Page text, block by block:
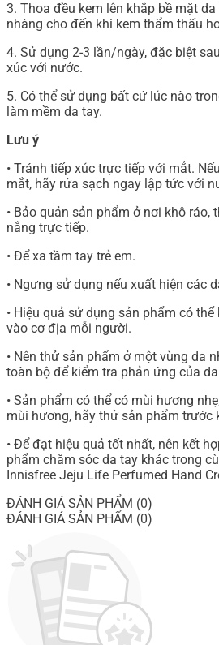
3. Thoa đều kem lên khắp bề mặt
nhàng cho đến khi kem thẩm thấu
4. Sử dụng 2-3 lần/ngày, đặc biệt
xúc với nước.
5. Có thể sử dụng bất cứ lúc nào
làm mềm da tay.
Lưu ý
• Tránh tiếp xúc trực tiếp với mắt.
mắt, hãy rửa sạch ngay lập tức với
• Bảo quản sản phẩm ở nơi khô ráo,
nắng trực tiếp.
• Để xa tầm tay trẻ em.
• Ngưng sử dụng nếu xuất hiện các
• Hiệu quả sử dụng sản phẩm có
vào cơ địa mỗi người.
• Nên thử sản phẩm ở một vùng da
toàn bộ để kiểm tra phản ứng của
• Sản phẩm có thể có mùi hương
mùi hương, hãy thử sản phẩm trước
• Để đạt hiệu quả tốt nhất, nên kết
phẩm chăm sóc da tay khác trong
Innisfree Jeju Life Perfumed Hand
ĐÁNH GIÁ SẢN PHẨM (0)
ĐÁNH GIÁ SẢN PHẨM (0)